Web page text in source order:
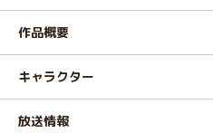
作品概要
キャラクター
放送情報